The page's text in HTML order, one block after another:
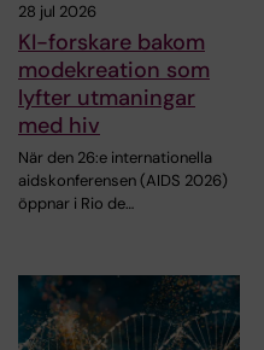
28 jul 2026
KI-forskare bakom
modekreation som
lyfter utmaningar
med hiv
När den 26:e internationella
aidskonferensen (AIDS 2026)
öppnar i Rio de…